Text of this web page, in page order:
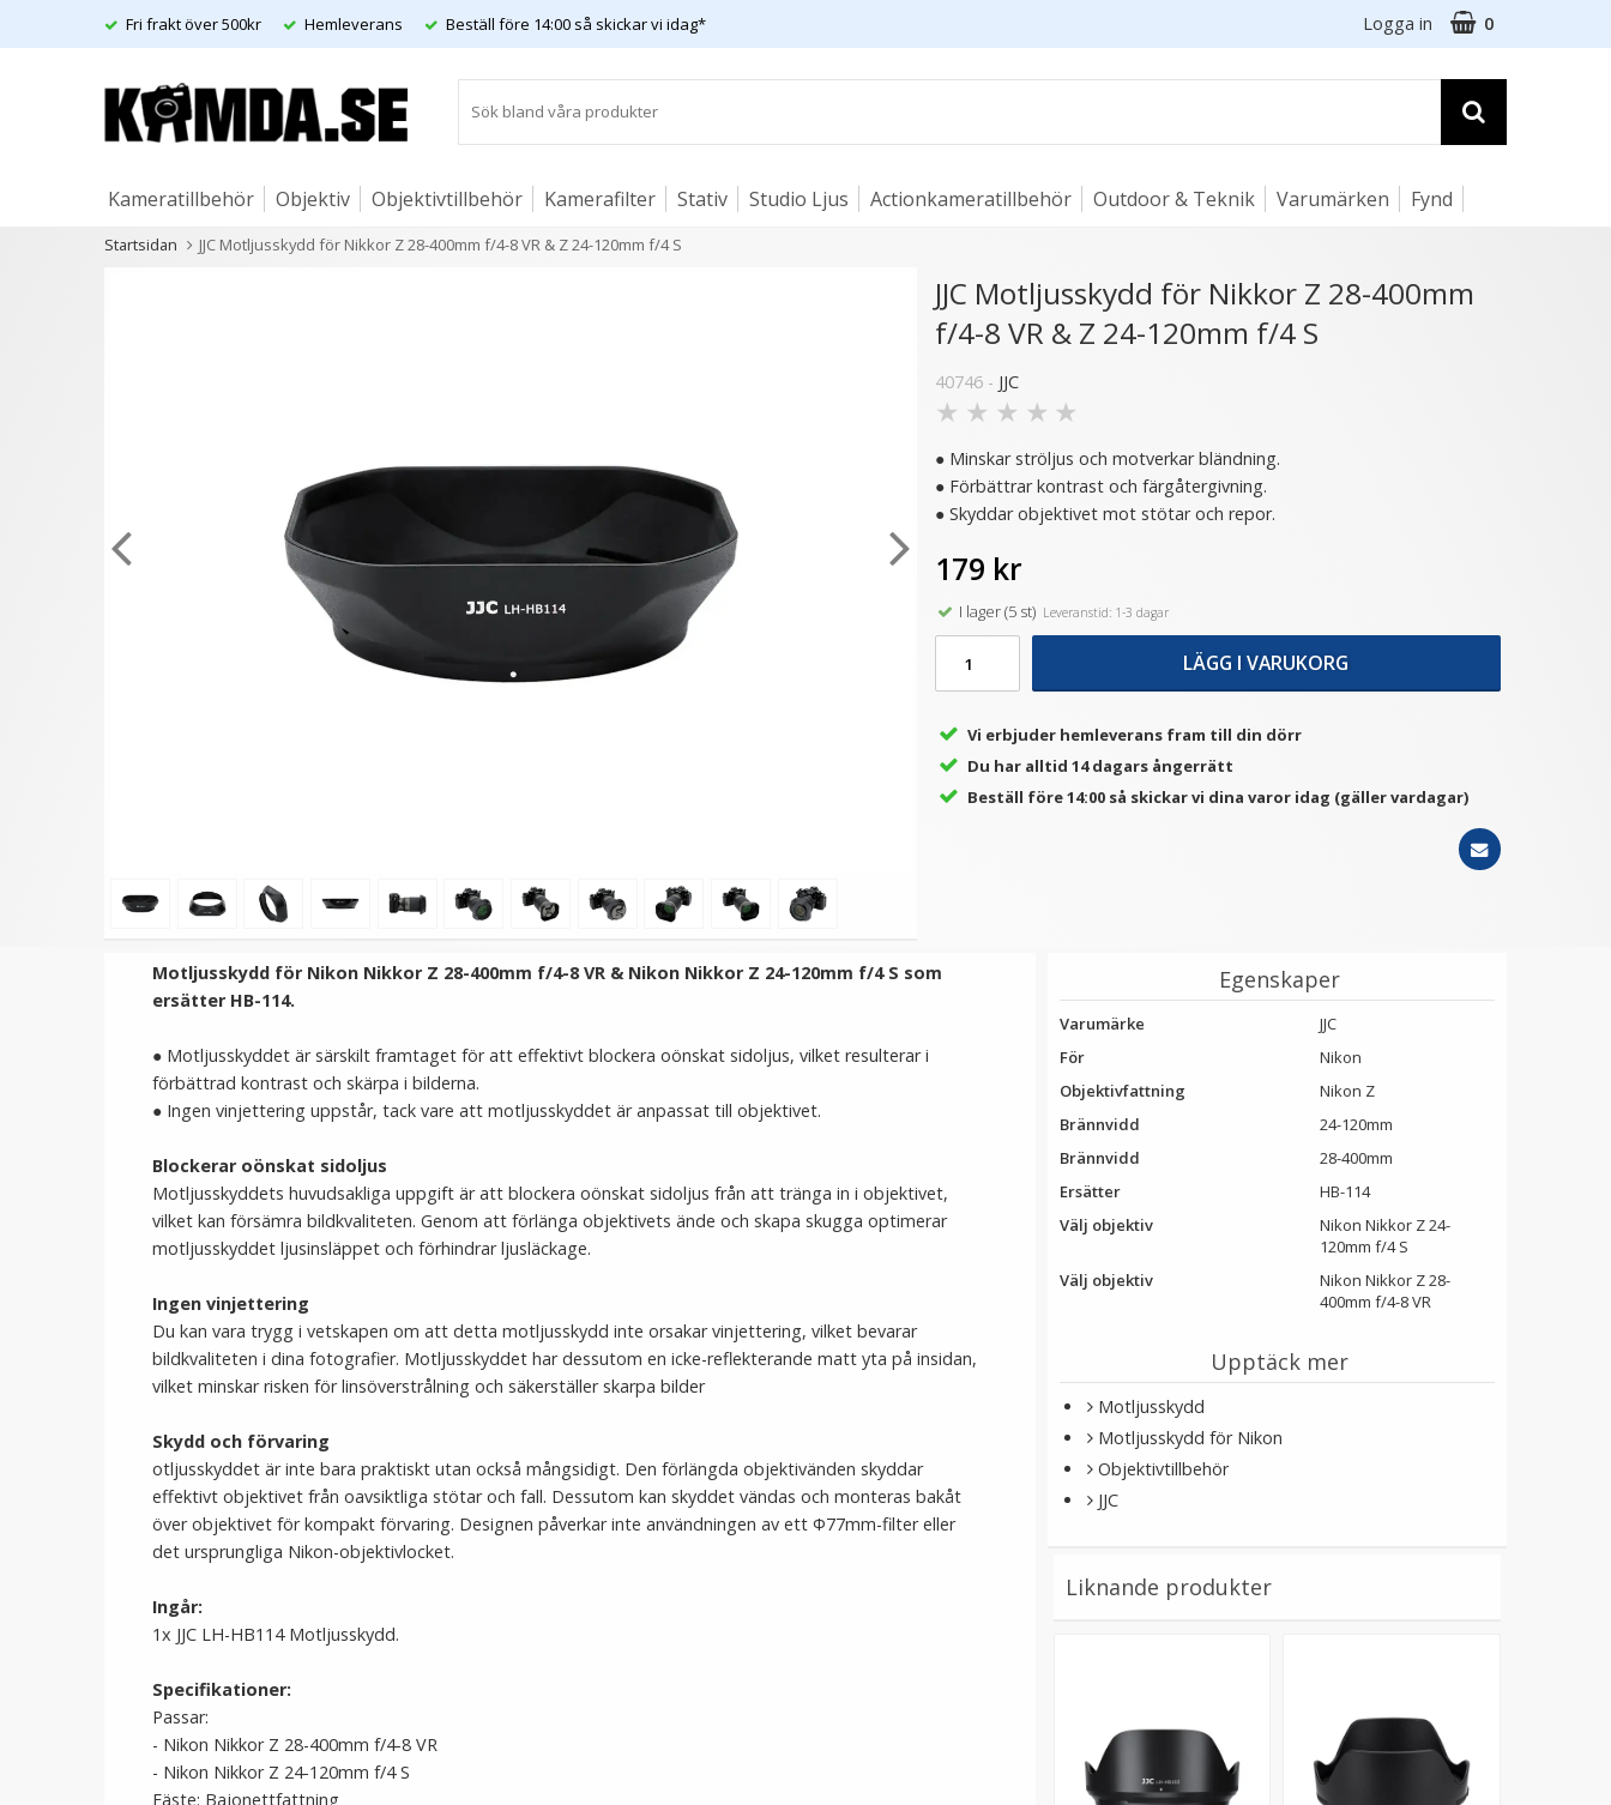
Fri frakt över 500kr Hemleverans Beställ före 14:00 så skickar vi idag* Logga in 0
Kameratillbehör Objektiv Objektivtillbehör Kamerafilter Stativ Studio Ljus Actionkameratillbehör Outdoor & Teknik Varumärken Fynd
Artiklar
Startsidan JJC Motljusskydd för Nikkor Z 28-400mm f/4-8 VR & Z 24-120mm f/4 S
JJC Motljusskydd för Nikkor
Z DX 18-140mm f/3.5-6.3
VR
★★★
JJC rengöringskit 4-i-1 för
kamera och objektiv
★
JJC Motljusskydd för Nikkor
10-30mm f/3.5-5.6 VR (HB-
★★ ★
LÄGG I VARUKORG
JJC Motljusskydd
motsvarar Canon EW-63II
★ ★★
LÄGG I VARUKORG
JJC Ögonmussla för Nikon
JJC Motljusskydd för Nikkor Z 28-400mm
f/4-8 VR & Z 24-120mm f/4 S
40746 - JJC
★ ★ ★ ★ ★
● Minskar ströljus och motverkar bländning.
● Förbättrar kontrast och färgåtergivning.
● Skyddar objektivet mot stötar och repor.
179 kr
I lager (5 st)Leveranstid: 1-3 dagar
LÄGG I VARUKORG
Vi erbjuder hemleverans fram till din dörr
Du har alltid 14 dagars ångerrätt
Beställ före 14:00 så skickar vi dina varor idag (gäller vardagar)
Motljusskydd för Nikon Nikkor Z 28-400mm f/4-8 VR & Nikon Nikkor Z 24-120mm f/4 S som
ersätter HB-114.
● Motljusskyddet är särskilt framtaget för att effektivt blockera oönskat sidoljus, vilket resulterar i
förbättrad kontrast och skärpa i bilderna.
● Ingen vinjettering uppstår, tack vare att motljusskyddet är anpassat till objektivet.
Blockerar oönskat sidoljus
Motljusskyddets huvudsakliga uppgift är att blockera oönskat sidoljus från att tränga in i objektivet,
vilket kan försämra bildkvaliteten. Genom att förlänga objektivets ände och skapa skugga optimerar
motljusskyddet ljusinsläppet och förhindrar ljusläckage.
Ingen vinjettering
Du kan vara trygg i vetskapen om att detta motljusskydd inte orsakar vinjettering, vilket bevarar
bildkvaliteten i dina fotografier. Motljusskyddet har dessutom en icke-reflekterande matt yta på insidan,
vilket minskar risken för linsöverstrålning och säkerställer skarpa bilder
Skydd och förvaring
otljusskyddet är inte bara praktiskt utan också mångsidigt. Den förlängda objektivänden skyddar
effektivt objektivet från oavsiktliga stötar och fall. Dessutom kan skyddet vändas och monteras bakåt
över objektivet för kompakt förvaring. Designen påverkar inte användningen av ett Ф77mm-filter eller
det ursprungliga Nikon-objektivlocket.
Ingår:
1x JJC LH-HB114 Motljusskydd.
Specifikationer:
Passar:
- Nikon Nikkor Z 28-400mm f/4-8 VR
- Nikon Nikkor Z 24-120mm f/4 S
Fäste: Bajonettfattning
Egenskaper
Varumärke
JJC
För
Nikon
Objektivfattning
Nikon Z
Brännvidd
24-120mm
Brännvidd
28-400mm
Ersätter
HB-114
Välj objektiv
Nikon Nikkor Z 24-
120mm f/4 S
Välj objektiv
Nikon Nikkor Z 28-
400mm f/4-8 VR
Upptäck mer
Motljusskydd
Motljusskydd för Nikon
Objektivtillbehör
JJC
Liknande produkter